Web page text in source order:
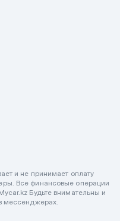
и не принимает оплату
Все финансовые операции
Будьте внимательны и
мессенджерах.